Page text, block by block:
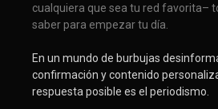
cualquiera que sea tu red favorita–
saber para empezar tu día.
En un mundo de burbujas
confirmación y contenido
respuesta posible es el periodismo.